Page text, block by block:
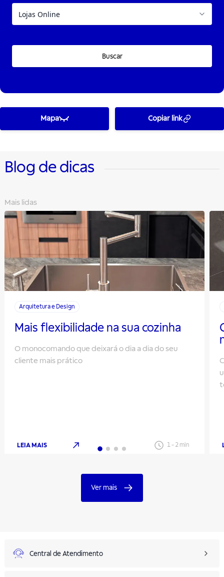
Buscar
Mapa Copiar link
Blog de dicas
Mais lidas
Arquitetura e Design
Mais flexibilidade na sua cozinha
O monocomando que deixará o dia a dia do seu
cliente mais prático
LEIA MAIS 1- 2 min
Ver mais
Central de Atendimento